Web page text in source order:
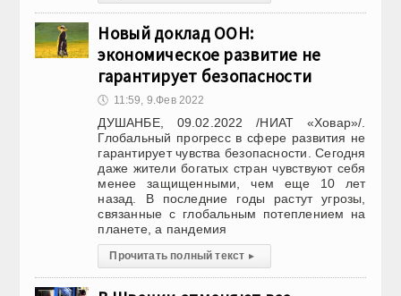
Новый доклад ООН:
экономическое развитие не
гарантирует безопасности
🕔 11:59, 9.Фев 2022
ДУШАНБЕ, 09.02.2022 /НИАТ «Ховар»/.
Глобальный прогресс в сфере развития не
гарантирует чувства безопасности. Сегодня
даже жители богатых стран чувствуют себя
менее защищенными, чем еще 10 лет
назад. В последние годы растут угрозы,
связанные с глобальным потеплением на
планете, а пандемия
Прочитать полный текст ▸